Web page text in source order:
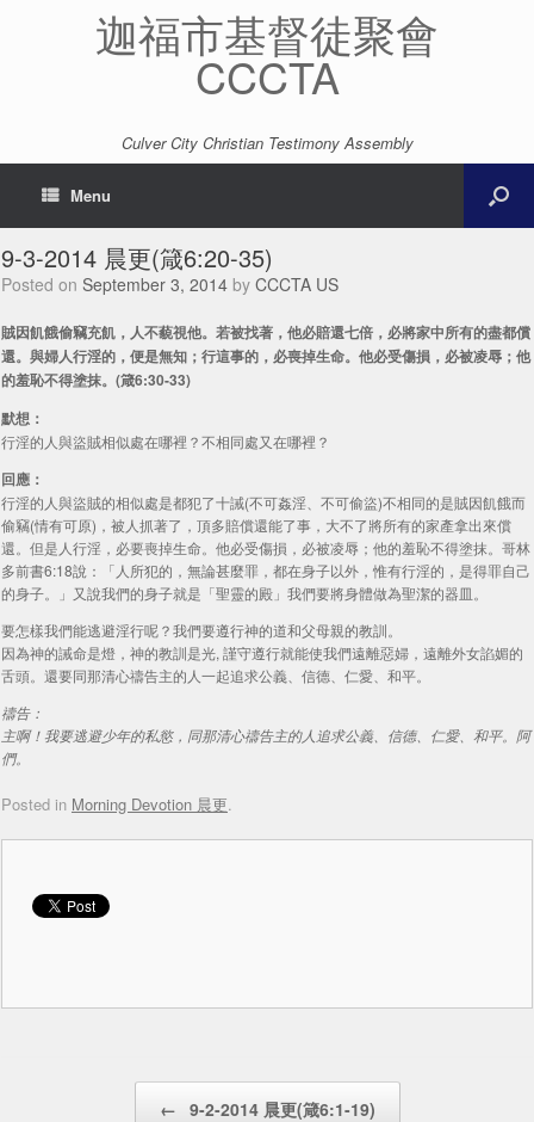
迦福市基督徒聚會
CCCTA
Culver City Christian Testimony Assembly
Menu
9-3-2014 晨更(箴6:20-35)
Posted on September 3, 2014 by CCCTA US
賊因飢餓偷竊充飢，人不藐視他。若被找著，他必賠還七倍，必將家中所有的盡都償
還。與婦人行淫的，便是無知；行這事的，必喪掉生命。他必受傷損，必被凌辱；他
的羞恥不得塗抹。(箴6:30-33)
默想：
行淫的人與盜賊相似處在哪裡？不相同處又在哪裡？
回應：
行淫的人與盜賊的相似處是都犯了十誡(不可姦淫、不可偷盜)不相同的是賊因飢餓而
偷竊(情有可原)，被人抓著了，頂多賠償還能了事，大不了將所有的家產拿出來償
還。但是人行淫，必要喪掉生命。他必受傷損，必被凌辱；他的羞恥不得塗抹。哥林
多前書6:18說：「人所犯的，無論甚麼罪，都在身子以外，惟有行淫的，是得罪自己
的身子。」又說我們的身子就是「聖靈的殿」我們要將身體做為聖潔的器皿。
要怎樣我們能逃避淫行呢？我們要遵行神的道和父母親的教訓。
因為神的誡命是燈，神的教訓是光, 謹守遵行就能使我們遠離惡婦，遠離外女諂媚的
舌頭。還要同那清心禱告主的人一起追求公義、信德、仁愛、和平。
禱告：
主啊！我要逃避少年的私慾，同那清心禱告主的人追求公義、信德、仁愛、和平。阿
們。
Posted in Morning Devotion 晨更.
← 9-2-2014 晨更(箴6:1-19)